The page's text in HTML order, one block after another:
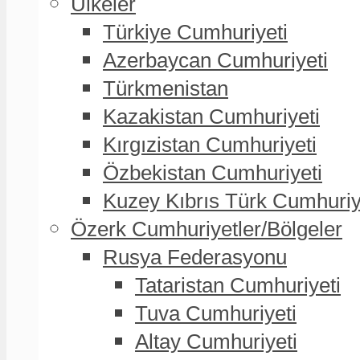
Türkiye Cumhuriyeti
Azerbaycan Cumhuriyeti
Türkmenistan
Kazakistan Cumhuriyeti
Kırgızistan Cumhuriyeti
Özbekistan Cumhuriyeti
Kuzey Kıbrıs Türk
Özerk Cumhuriyetler/Bölgeler
Rusya Federasyonu
Tataristan Cumhuriyeti
Tuva Cumhuriyeti
Altay Cumhuriyeti